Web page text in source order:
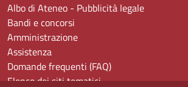
Albo di Ateneo - Pubblicità legale
Bandi e concorsi
Amministrazione
Assistenza
Domande frequenti (FAQ)
Elenco dei siti tematici